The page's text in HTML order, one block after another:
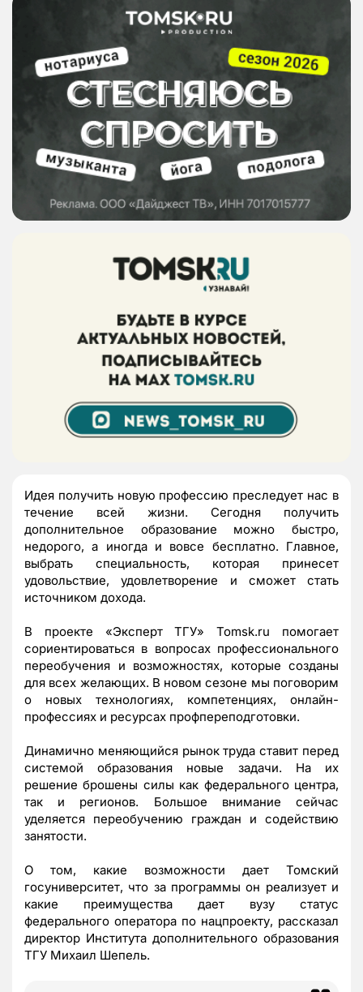
Идея получить новую профессию преследует нас в
течение всей жизни. Сегодня получить
дополнительное образование можно быстро,
недорого, а иногда и вовсе бесплатно. Главное,
выбрать специальность, которая принесет
удовольствие, удовлетворение и сможет стать
источником дохода.
В проекте «Эксперт ТГУ» Tomsk.ru помогает
сориентироваться в вопросах профессионального
переобучения и возможностях, которые созданы
для всех желающих. В новом сезоне мы поговорим
о новых технологиях, компетенциях, онлайн-
профессиях и ресурсах профпереподготовки.
Динамично меняющийся рынок труда ставит перед
системой образования новые задачи. На их
решение брошены силы как федерального центра,
так и регионов. Большое внимание сейчас
уделяется переобучению граждан и содействию
занятости.
О том, какие возможности дает Томский
госуниверситет, что за программы он реализует и
какие преимущества дает вузу статус
федерального оператора по нацпроекту, рассказал
директор Института дополнительного образования
ТГУ Михаил Шепель.